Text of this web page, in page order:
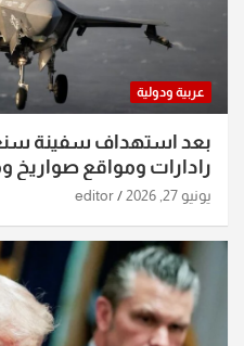
عربية ودولية
بعد استهداف سفينة
رادارات ومواقع صواريخ
الساعات الماضية
يونيو 27, 2026 editor